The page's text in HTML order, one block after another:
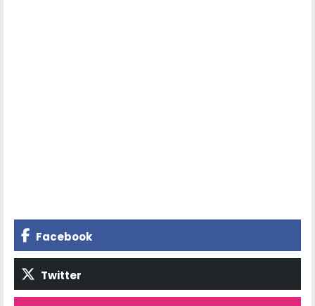
Facebook
Twitter